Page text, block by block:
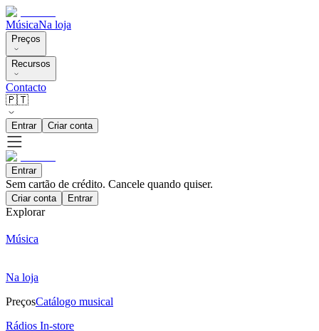
MúsicaNa loja
Preços
Recursos
Contacto
🇵🇹
Entrar Criar conta
Entrar
Sem cartão de crédito. Cancele quando quiser.
Criar conta Entrar
Explorar
Música
Na loja
PreçosCatálogo musical
Rádios In-store